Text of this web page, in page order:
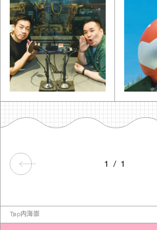
1 / 1
Top内海崇